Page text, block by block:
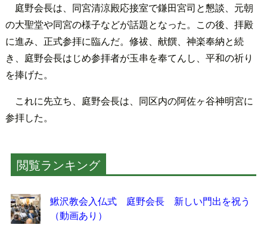
庭野会長は、同宮清涼殿応接室で鎌田宮司と懇談、元朝
の大聖堂や同宮の様子などが話題となった。この後、拝殿
に進み、正式参拝に臨んだ。修祓、献饌、神楽奉納と続
き、庭野会長はじめ参拝者が玉串を奉てんし、平和の祈り
を捧げた。
これに先立ち、庭野会長は、同区内の阿佐ヶ谷神明宮に
参拝した。
閲覧ランキング
鰍沢教会入仏式 庭野会長 新しい門出を祝う
（動画あり）